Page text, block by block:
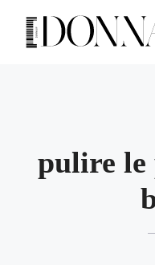
contenuto
pulire le